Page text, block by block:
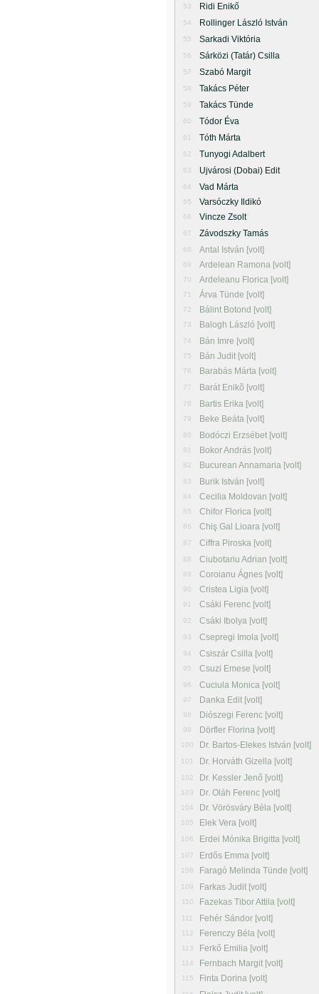
53 Ridi Enikő
54 Rollinger László István
55 Sarkadi Viktória
56 Sárközi (Tatár) Csilla
57 Szabó Margit
58 Takács Péter
59 Takács Tünde
60 Tódor Éva
61 Tóth Márta
62 Tunyogi Adalbert
63 Ujvárosi (Dobai) Edit
64 Vad Márta
65 Varsóczky Ildikó
66 Vincze Zsolt
67 Závodszky Tamás
68 Antal István [volt]
69 Ardelean Ramona [volt]
70 Ardeleanu Florica [volt]
71 Árva Tünde [volt]
72 Bálint Botond [volt]
73 Balogh László [volt]
74 Bán Imre [volt]
75 Bán Judit [volt]
76 Barabás Márta [volt]
77 Barát Enikõ [volt]
78 Bartis Erika [volt]
79 Beke Beáta [volt]
80 Bodóczi Erzsébet [volt]
81 Bokor András [volt]
82 Bucurean Annamaria [volt]
83 Burik István [volt]
84 Cecilia Moldovan [volt]
85 Chifor Florica [volt]
86 Chiş Gal Lioara [volt]
87 Ciffra Piroska [volt]
88 Ciubotariu Adrian [volt]
89 Coroianu Ágnes [volt]
90 Cristea Ligia [volt]
91 Csáki Ferenc [volt]
92 Csáki Ibolya [volt]
93 Csepregi Imola [volt]
94 Csiszár Csilla [volt]
95 Csuzi Emese [volt]
96 Cuciula Monica [volt]
97 Danka Edit [volt]
98 Diószegi Ferenc [volt]
99 Dörfler Florina [volt]
100 Dr. Bartos-Elekes István [volt]
101 Dr. Horváth Gizella [volt]
102 Dr. Kessler Jenő [volt]
103 Dr. Oláh Ferenc [volt]
104 Dr. Vörösváry Béla [volt]
105 Elek Vera [volt]
106 Erdei Mónika Brigitta [volt]
107 Erdős Emma [volt]
108 Faragó Melinda Tünde [volt]
109 Farkas Judit [volt]
110 Fazekas Tibor Attila [volt]
111 Fehér Sándor [volt]
112 Ferenczy Béla [volt]
113 Ferkő Emilia [volt]
114 Fernbach Margit [volt]
115 Finta Dorina [volt]